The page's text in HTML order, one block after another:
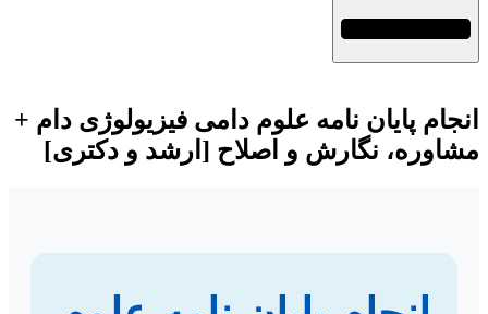
انجام پایان نامه علوم دامی فیزیولوژی دام +
مشاوره، نگارش و اصلاح [ارشد و دکتری]